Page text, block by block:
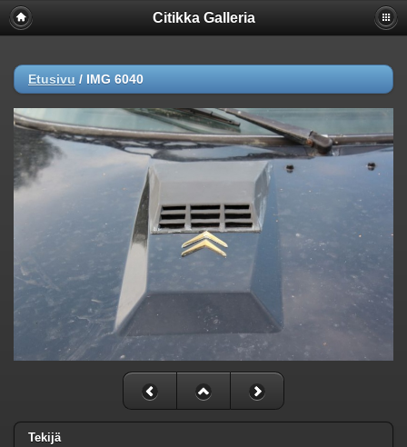
Citikka Galleria
Etusivu / IMG 6040
Tekijä